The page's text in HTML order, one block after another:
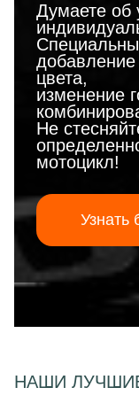
Думаете об
добавление
цвета,
изменение
Не
мотоцикл!
Узнать
НАШИ